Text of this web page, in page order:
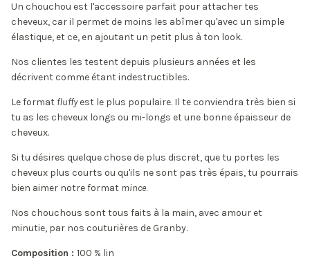
Un chouchou est l'accessoire parfait pour attacher tes
cheveux, car il permet de moins les abîmer qu'avec un simple
élastique, et ce, en ajoutant un petit plus à ton look.
Nos clientes les testent depuis plusieurs années et les
décrivent comme étant indestructibles.
Le format fluffyest le plus populaire. Il te conviendra très bien si
tu as les cheveux longs ou mi-longs et une bonne épaisseur de
cheveux.
Si tu désires quelque chose de plus discret, que tu portes les
cheveux plus courts ou qu'ils ne sont pas très épais, tu pourrais
bien aimer notre format mince.
Nos chouchous sont tous faits à la main, avec amour et
minutie, par nos couturières de Granby.
Composition : 100 % lin